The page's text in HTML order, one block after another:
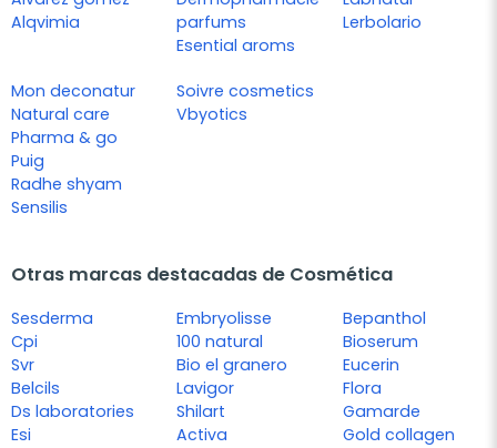
Alqvimia
parfums
Esential aroms
Lerbolario
Mon deconatur
Natural care
Pharma & go
Puig
Radhe shyam
Sensilis
Soivre cosmetics
Vbyotics
Otras marcas destacadas de Cosmética
Sesderma
Cpi
Svr
Belcils
Ds laboratories
Esi
Embryolisse
100 natural
Bio el granero
Lavigor
Shilart
Activa
Bepanthol
Bioserum
Eucerin
Flora
Gamarde
Gold collagen